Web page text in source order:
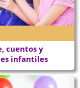
cuentos y
infantiles